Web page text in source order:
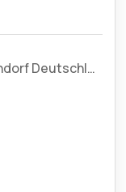
Deutschland